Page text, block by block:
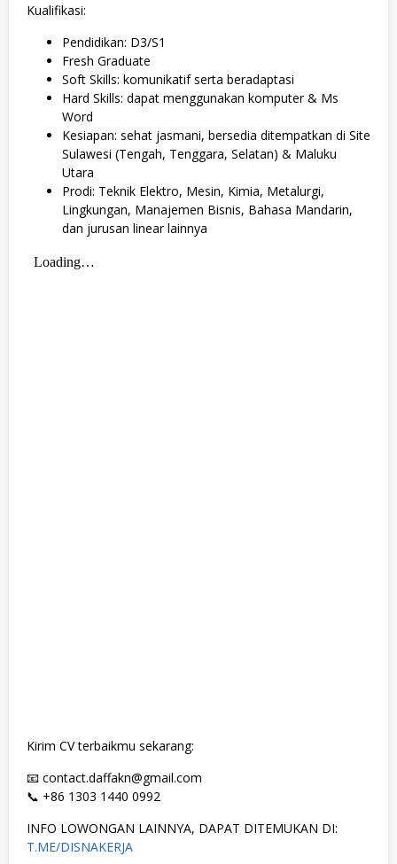
Kualifikasi:
Pendidikan: D3/S1
Fresh Graduate
Soft Skills: komunikatif serta beradaptasi
Hard Skills: dapat menggunakan komputer & Ms
Word
Kesiapan: sehat jasmani, bersedia ditempatkan di Site
Sulawesi (Tengah, Tenggara, Selatan) & Maluku
Utara
Prodi: Teknik Elektro, Mesin, Kimia, Metalurgi,
Lingkungan, Manajemen Bisnis, Bahasa Mandarin,
dan jurusan linear lainnya
Kirim CV terbaikmu sekarang:
📧 contact.daffakn@gmail.com
📞 +86 1303 1440 0992
INFO LOWONGAN LAINNYA, DAPAT DITEMUKAN DI:
T.ME/DISNAKERJA